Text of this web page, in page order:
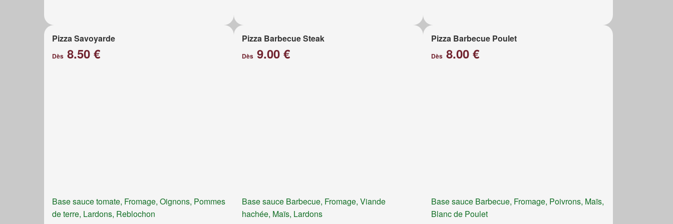
Pizza Savoyarde
Dès 8.50 €
Base sauce tomate, Fromage, Oignons, Pommes
de terre, Lardons, Reblochon
Pizza Barbecue Steak
Dès9.00 €
Base sauce Barbecue, Fromage, Viande
hachée, Maïs, Lardons
Pizza Barbecue Poulet
Dès 8.00 €
Base sauce Barbecue, Fromage, Poivrons, Maïs,
Blanc de Poulet